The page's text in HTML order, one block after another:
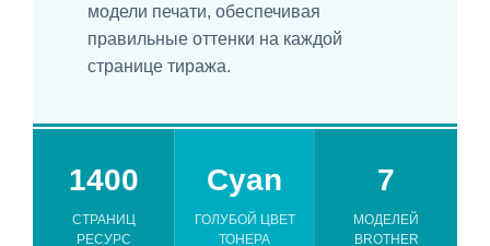
модели печати, обеспечивая
правильные оттенки на каждой
странице тиража.
1400
СТРАНИЦ
РЕСУРС
Cyan
ГОЛУБОЙ ЦВЕТ
ТОНЕРА
7
МОДЕЛЕЙ
BROTHER